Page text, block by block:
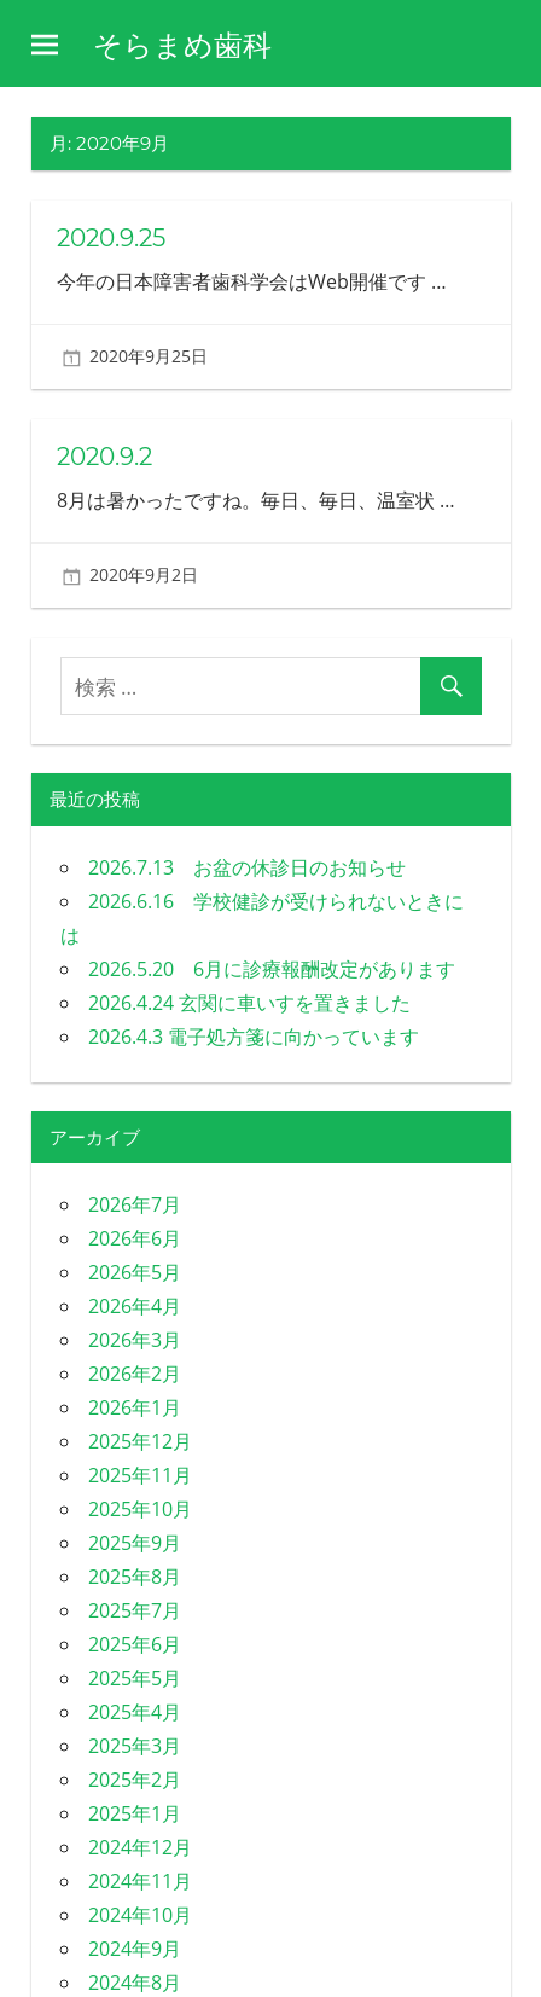
テ
そらまめ歯科
や
理
し、
の
活
支
歯
科
目
指
し
ま
す
月: 2020年9月
2020.9.25
今年の日本障害者歯科学会はWeb開催です …
2020年9月25日
2020.9.2
8月は暑かったですね。毎日、毎日、温室状 …
2020年9月2日
最近の投稿
2026.7.13 お盆の休診日のお知らせ
2026.6.16 学校健診が受けられないときに
は
2026.5.20 6月に診療報酬改定があります
2026.4.24 玄関に車いすを置きました
2026.4.3 電子処方箋に向かっています
アーカイブ
2026年7月
2026年6月
2026年5月
2026年4月
2026年3月
2026年2月
2026年1月
2025年12月
2025年11月
2025年10月
2025年9月
2025年8月
2025年7月
2025年6月
2025年5月
2025年4月
2025年3月
2025年2月
2025年1月
2024年12月
2024年11月
2024年10月
2024年9月
2024年8月